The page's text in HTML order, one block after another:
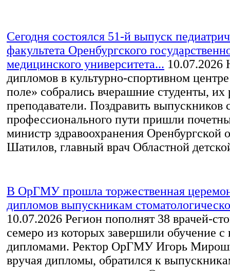
Сегодня состоялся 51-й выпуск
факультета Оренбургского
медицинского университета... 10.07.2026
дипломов в культурно-спортивном
поле» собрались вчерашние студенты, их
преподаватели. Поздравить выпускников
профессионального пути пришли
министр здравоохранения Оренбургской
Шатилов, главный врач Областной
В ОрГМУ прошла торжественная
дипломов выпускникам
10.07.2026 Регион пополнят 38
семеро из которых завершили обучение
дипломами. Ректор ОрГМУ Игорь
вручая дипломы, обратился к